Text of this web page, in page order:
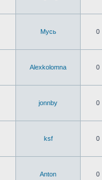
Мусь 0
Alexkolomna 0
jonnby 0
ksf 0
Anton 0